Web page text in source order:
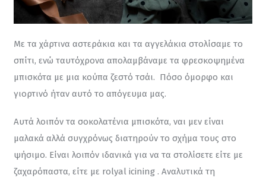
Με τα χάρτινα αστεράκια και τα αγγελάκια στολίσαμε το
σπίτι, ενώ ταυτόχρονα απολαμβάναμε τα φρεσκοψημένα
μπισκότα με μια κούπα ζεστό τσάι.  Πόσο όμορφο και
γιορτινό ήταν αυτό το απόγευμα μας.
Αυτά λοιπόν τα σοκολατένια μπισκότα, ναι μεν είναι
μαλακά αλλά συγχρόνως διατηρούν το σχήμα τους στο
ψήσιμο. Είναι λοιπόν ιδανικά για να τα στολίσετε είτε με
ζαχαρόπαστα, είτε με rolyal icining . Αναλυτικά τη